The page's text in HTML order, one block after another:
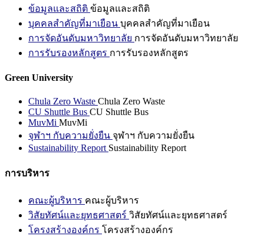
ข้อมูลและสถิติ ข้อมูลและสถิติ
บุคคลสำคัญที่มาเยือน บุคคลสำคัญที่มาเยือน
การจัดอันดับมหาวิทยาลัย การจัดอันดับมหาวิทยาลัย
การรับรองหลักสูตร การรับรองหลักสูตร
Green University
Chula Zero Waste Chula Zero Waste
CU Shuttle Bus CU Shuttle Bus
MuvMi MuvMi
จุฬาฯ กับความยั่งยืน จุฬาฯ กับความยั่งยืน
Sustainability Report Sustainability Report
การบริหาร
คณะผู้บริหาร คณะผู้บริหาร
วิสัยทัศน์และยุทธศาสตร์ วิสัยทัศน์และยุทธศาสตร์
โครงสร้างองค์กร โครงสร้างองค์กร